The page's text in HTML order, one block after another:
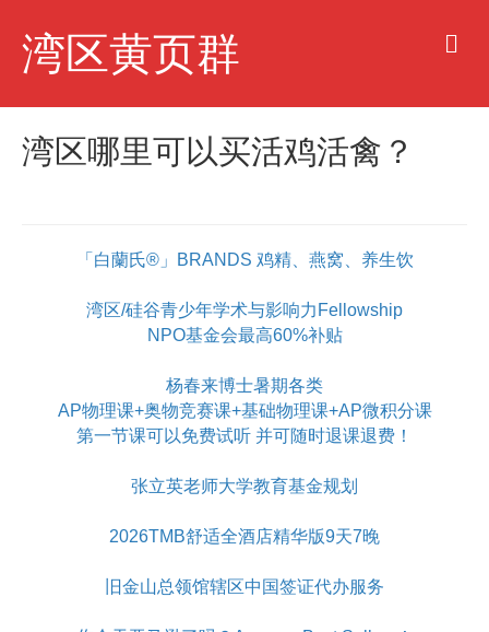
湾区黄页群
u
湾区哪里可以买活鸡活禽？
「白蘭氏®」BRANDS 鸡精、燕窝、养生饮
湾区/硅谷青少年学术与影响力Fellowship
NPO基金会最高60%补贴
杨春来博士暑期各类
AP物理课+奥物竞赛课+基础物理课+AP微积分课
第一节课可以免费试听 并可随时退课退费！
张立英老师大学教育基金规划
2026TMB舒适全酒店精华版9天7晚
旧金山总领馆辖区中国签证代办服务